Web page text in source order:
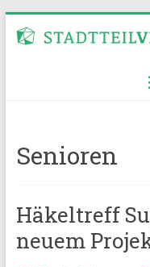
Inhalt
Senioren
Häkeltreff
neuem